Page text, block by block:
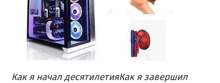
Как я начал десятилетияКак я завершил